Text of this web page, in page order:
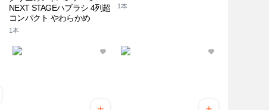
NEXT STAGEハブラシ 4列超
コンパクト やわらかめ
1本
1本